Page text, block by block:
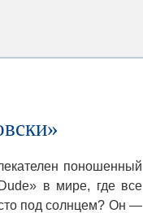
поношенный
в мире, где все
под солнцем? Он —